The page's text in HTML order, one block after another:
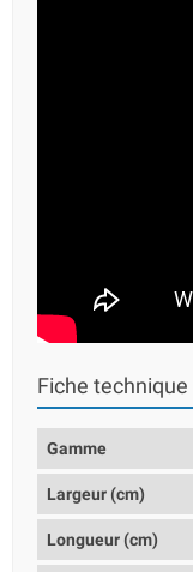
Fiche technique
Gamme
Largeur (cm)
Longueur (cm)